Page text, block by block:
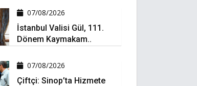
07/08/2026
İstanbul Valisi Gül, 111.
Dönem Kaymakam..
07/08/2026
Çiftçi: Sinop’ta Hizmete